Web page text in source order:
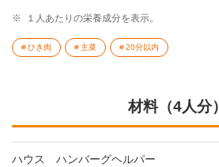
※ １人あたりの栄養成分を表示。
ひき肉 主菜 20分以内
材料（4人分）
ハウス ハンバーグヘルパー